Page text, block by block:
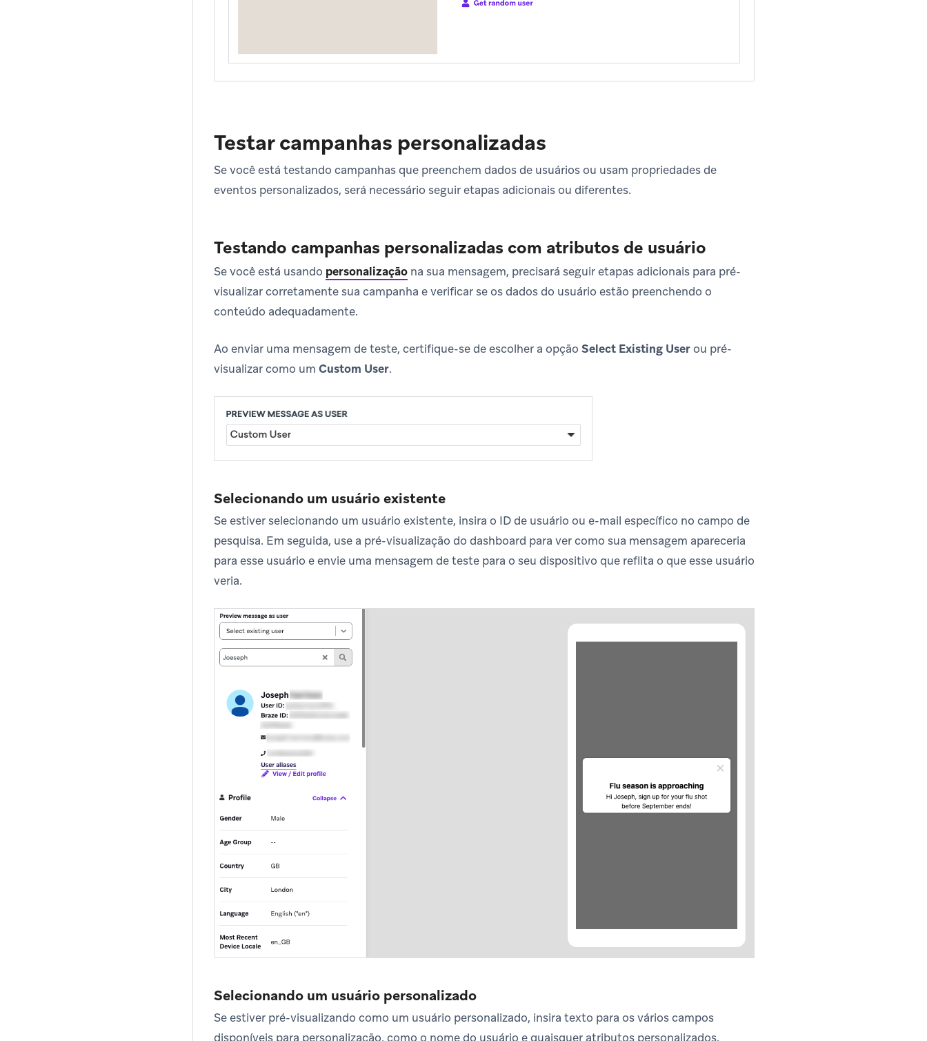
Testar campanhas personalizadas
Se você está testando campanhas que preenchem dados de usuários ou usam propriedades de
eventos personalizados, será necessário seguir etapas adicionais ou diferentes.
Testando campanhas personalizadas com atributos de usuário
Se você está usando personalização na sua mensagem, precisará seguir etapas adicionais para pré-
visualizar corretamente sua campanha e verificar se os dados do usuário estão preenchendo o
conteúdo adequadamente.
Ao enviar uma mensagem de teste, certifique-se de escolher a opção Select Existing Userou pré-
visualizar como um Custom User.
Selecionando um usuário existente
Se estiver selecionando um usuário existente, insira o ID de usuário ou e-mail específico no campo de
pesquisa. Em seguida, use a pré-visualização do dashboard para ver como sua mensagem apareceria
para esse usuário e envie uma mensagem de teste para o seu dispositivo que reflita o que esse usuário
veria.
Selecionando um usuário personalizado
Se estiver pré-visualizando como um usuário personalizado, insira texto para os vários campos
disponíveis para personalização, como o nome do usuário e quaisquer atributos personalizados.